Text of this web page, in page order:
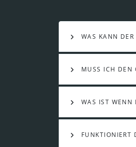
WAS KANN
MUSS ICH DEN
WAS IST WENN
FUNKTIONIERT